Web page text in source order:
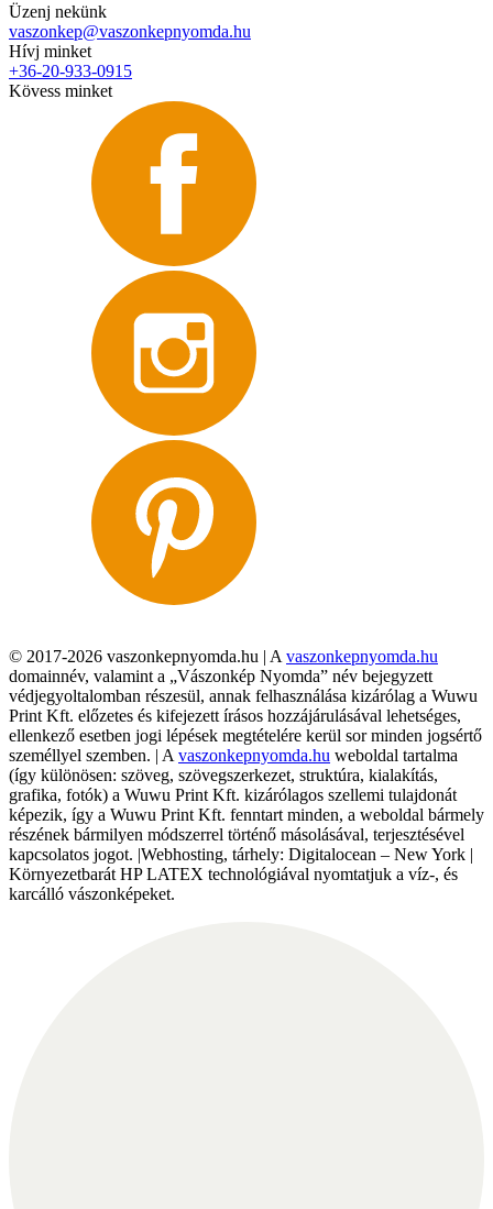
Üzenj nekünk
vaszonkep@vaszonkepnyomda.hu
Hívj minket
+36-20-933-0915
Kövess minket
© 2017-2026 vaszonkepnyomda.hu | A vaszonkepnyomda.hu
domainnév, valamint a „Vászonkép Nyomda” név bejegyzett
védjegyoltalomban részesül, annak felhasználása kizárólag a Wuwu
Print Kft. előzetes és kifejezett írásos hozzájárulásával lehetséges,
ellenkező esetben jogi lépések megtételére kerül sor minden jogsértő
személlyel szemben. | A vaszonkepnyomda.hu weboldal tartalma
(így különösen: szöveg, szövegszerkezet, struktúra, kialakítás,
grafika, fotók) a Wuwu Print Kft. kizárólagos szellemi tulajdonát
képezik, így a Wuwu Print Kft. fenntart minden, a weboldal bármely
részének bármilyen módszerrel történő másolásával, terjesztésével
kapcsolatos jogot. |Webhosting, tárhely: Digitalocean – New York |
Környezetbarát HP LATEX technológiával nyomtatjuk a víz-, és
karcálló vászonképeket.